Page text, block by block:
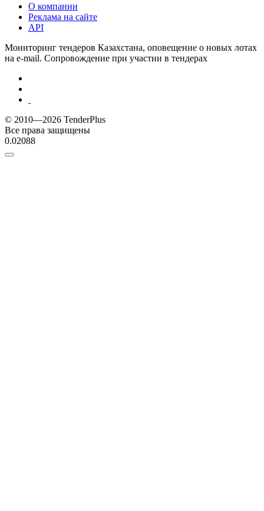
О компании
Реклама на сайте
API
Мониторинг тендеров Казахстана, оповещение о новых лотах
на e-mail. Сопровождение при участии в тендерах
© 2010—2026 TenderPlus
Все права защищены
0.02088